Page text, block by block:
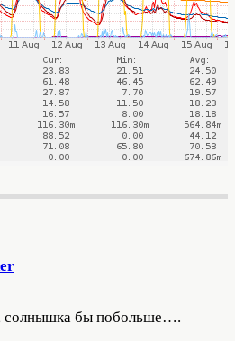
солнышка бы побольше….